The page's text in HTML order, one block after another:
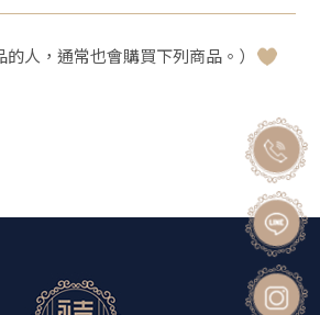
的人，通常也會購買下列商品。）